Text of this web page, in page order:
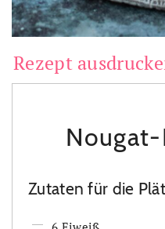
Rezept
Zutaten für die